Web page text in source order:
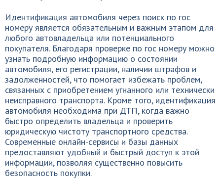
Идентификация автомобиля через поиск по гос
номеру является обязательным и важным этапом для
любого автовладельца или потенциального
покупателя. Благодаря проверке по гос номеру можно
узнать подробную информацию о состоянии
автомобиля, его регистрации, наличии штрафов и
задолженностей, что помогает избежать проблем,
связанных с приобретением угнанного или технически
неисправного транспорта. Кроме того, идентификация
автомобиля необходима при ДТП, когда важно
быстро определить владельца и проверить
юридическую чистоту транспортного средства.
Современные онлайн-сервисы и базы данных
предоставляют удобный и быстрый доступ к этой
информации, позволяя существенно повысить
безопасность покупки.